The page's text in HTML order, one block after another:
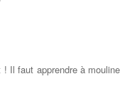
Il faut apprendre à